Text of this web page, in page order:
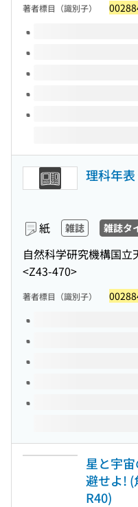
著者標目（識別子）
このタイトルの巻号
理科年
紙 雑誌 雑誌タ
自然科学研究機構国立
<Z43-470>
著者標目（識別子）
このタイトルの巻号
星と宇
避せよ! (
R40)